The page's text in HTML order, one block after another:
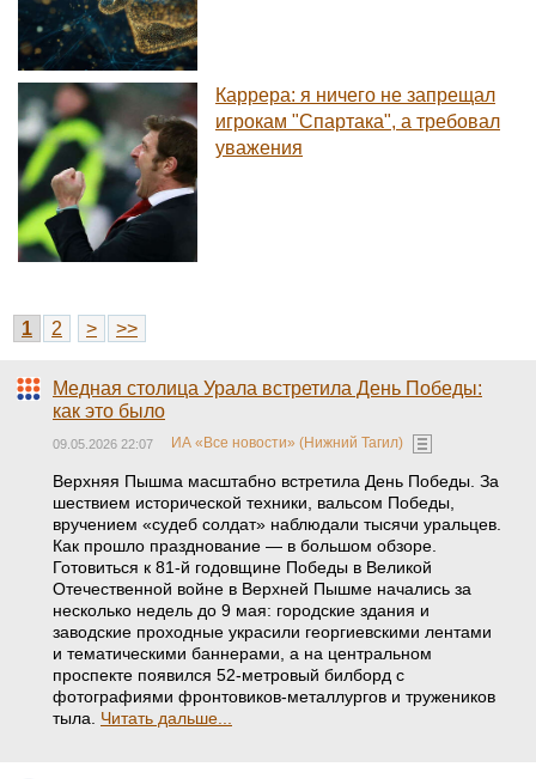
Каррера: я ничего не запрещал
игрокам "Спартака", а требовал
уважения
1 2 > >>
Медная столица Урала встретила День Победы:
как это было
09.05.2026 22:07 ИА «Все новости» (Нижний Тагил)
Верхняя Пышма масштабно встретила День Победы. За
шествием исторической техники, вальсом Победы,
вручением «судеб солдат» наблюдали тысячи уральцев.
Как прошло празднование — в большом обзоре.
Готовиться к 81-й годовщине Победы в Великой
Отечественной войне в Верхней Пышме начались за
несколько недель до 9 мая: городские здания и
заводские проходные украсили георгиевскими лентами
и тематическими баннерами, а на центральном
проспекте появился 52-метровый билборд с
фотографиями фронтовиков-металлургов и тружеников
тыла. Читать дальше...